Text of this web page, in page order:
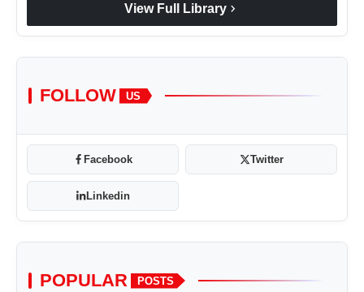
View Full Library chevron_right
FOLLOW US
Facebook Twitter
Linkedin
POPULAR POSTS